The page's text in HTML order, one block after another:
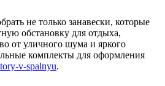
не только занавески, которые
обстановку для отдыха,
от уличного шума и яркого
комплекты для оформления
v-spalnyu.